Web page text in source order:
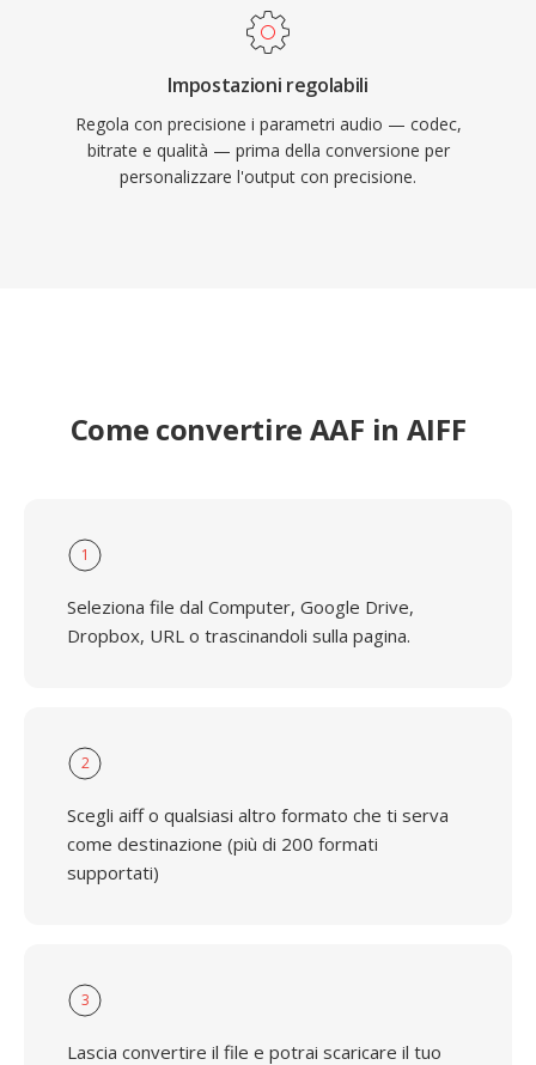
Impostazioni regolabili
Regola con precisione i parametri audio — codec,
bitrate e qualità — prima della conversione per
personalizzare l'output con precisione.
Come convertire AAF in AIFF
1
Seleziona file dal Computer, Google Drive,
Dropbox, URL o trascinandoli sulla pagina.
2
Scegli aiff o qualsiasi altro formato che ti serva
come destinazione (più di 200 formati
supportati)
3
Lascia convertire il file e potrai scaricare il tuo